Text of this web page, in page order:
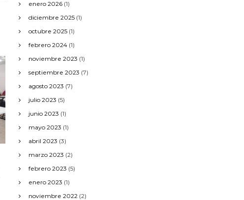
enero 2026 (1)
diciembre 2025 (1)
octubre 2025 (1)
febrero 2024 (1)
noviembre 2023 (1)
septiembre 2023 (7)
agosto 2023 (7)
julio 2023 (5)
junio 2023 (1)
mayo 2023 (1)
abril 2023 (3)
marzo 2023 (2)
febrero 2023 (5)
enero 2023 (1)
noviembre 2022 (2)